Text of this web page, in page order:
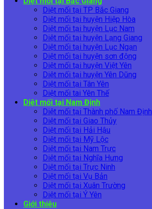
Diệt mối tại TP Bắc Giang
Diệt mối tại huyện Hiệp Hòa
Diệt mối tại huyện Lục Nam
Diệt mối tại huyện Lạng Giang
Diệt mối tại huyện Lục Ngạn
Diệt mối tại huyện sơn động
Diệt mối tại huyện Việt Yên
Diệt mối tại huyện Yên Dũng
Diệt mối tại Tân Yên
Diệt mối tai Yên Thế
Diệt mối tại Nam Định
Diệt mối tại Thành phố Nam Định
Diệt mối tại Giao Thủy
Diệt mối tại Hải Hậu
Diệt mối tại Mỹ Lộc
Diệt mối tại Nam Trực
Diệt mối tại Nghĩa Hưng
Diệt mối tại Trực Ninh
Diệt mối tại Vụ Bản
Diệt mối tại Xuân Trường
Diệt mối tại Ý Yên
Giới thiệu